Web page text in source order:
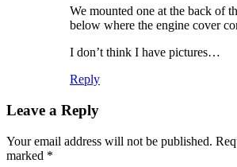
We mounted one at the back of
below where the engine cover
I don’t think I have pictures…
Reply
Leave a Reply
Your email address will not be published.
marked *